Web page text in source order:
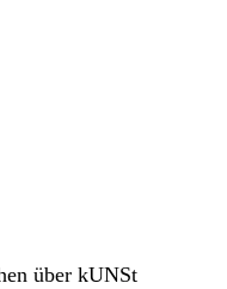
über kUNSt